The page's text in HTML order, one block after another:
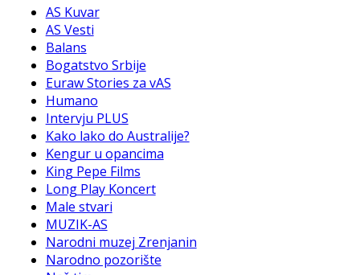
AS Kuvar
AS Vesti
Balans
Bogatstvo Srbije
Euraw Stories za vAS
Humano
Intervju PLUS
Kako lako do Australije?
Kengur u opancima
King Pepe Films
Long Play Koncert
Male stvari
MUZIK-AS
Narodni muzej Zrenjanin
Narodno pozorište